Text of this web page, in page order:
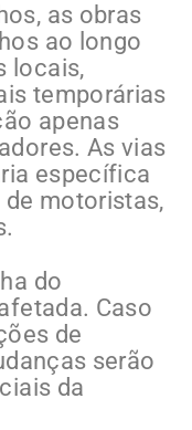
as obras
ao longo
locais,
temporárias
apenas
As vias
específica
de motoristas,
do
Caso
de
serão
da